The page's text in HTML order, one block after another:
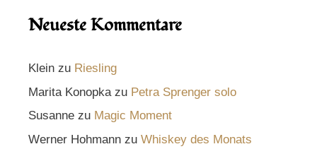
Neueste Kommentare
Klein zu Riesling
Marita Konopka zu Petra Sprenger solo
Susanne zu Magic Moment
Werner Hohmann zu Whiskey des Monats